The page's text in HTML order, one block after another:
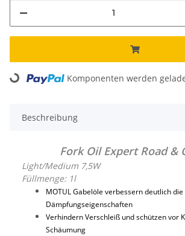
Loading... Komponenten werden
Beschreibung
Fork Oil Expert Road &
Light/Medium 7,5W
Füllmenge: 1l
MOTUL Gabelöle verbessern deutlich die
Dämpfungseigenschaften
Verhindern Verschleiß und schützen vor
Schäumung